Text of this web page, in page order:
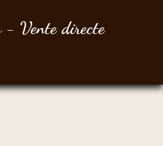
- Vente directe